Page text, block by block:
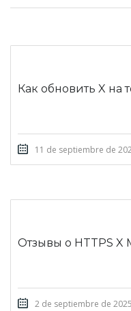
Как обновить X на
11 de septiembre de
Отзывы о HTTPS X
2 de septiembre de 2025